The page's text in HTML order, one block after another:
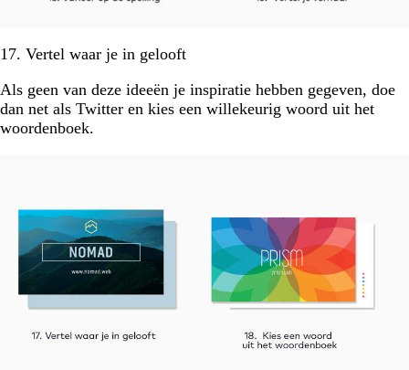
17. Vertel waar je in gelooft
Als geen van deze ideeën je inspiratie hebben gegeven, doe
dan net als Twitter en kies een willekeurig woord uit het
woordenboek.